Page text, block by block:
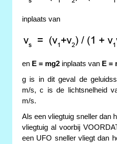
inplaats van
en E = mg2 inplaats van E =
g is in dit geval de
m/s, c is de lichtsnelheid
m/s.
Als een vliegtuig sneller dan
vliegtuig al voorbij
een UFO sneller vliegt dan